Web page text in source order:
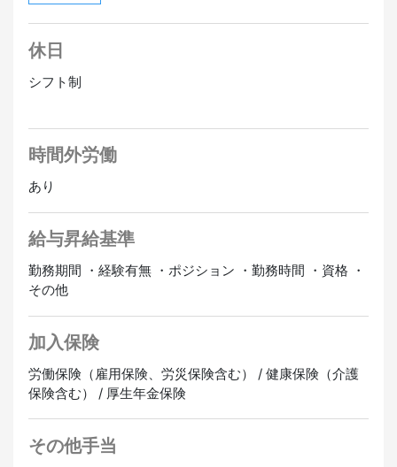
休日
シフト制
時間外労働
あり
給与昇給基準
勤務期間 ・経験有無 ・ポジション ・勤務時間 ・資格 ・
その他
加入保険
労働保険（雇用保険、労災保険含む） / 健康保険（介護
保険含む） / 厚生年金保険
その他手当